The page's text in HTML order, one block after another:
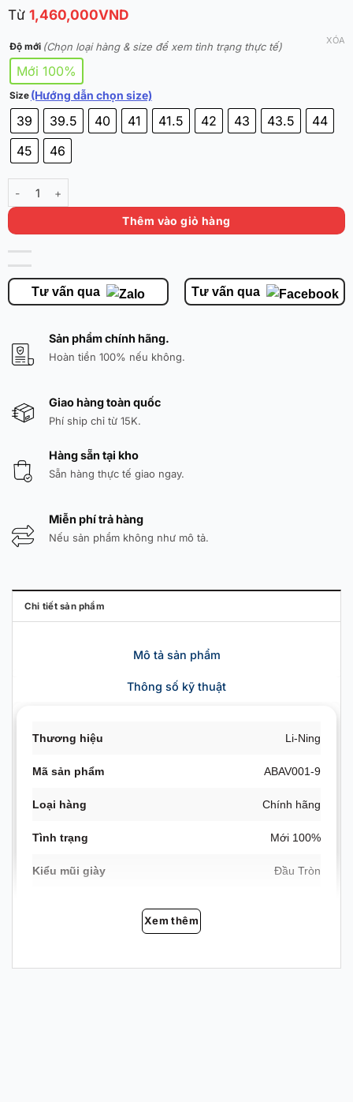
Từ 1,460,000VND
Độ mới (Chọn loại hàng & size để xem tình trạng thực tế)
Mới 100%
Size (Hướng dẫn chọn size)
39 39.5 40 41 41.5 42 43 43.5
44
45
46
XÓA
Li-Ning Wade All City 13 'Year of the Snake' ABAV001-5 Chính Hãng
Thêm vào giỏ hàng
Tư vấn qua Tư vấn qua
Sản phẩm chính hãng.
Hoàn tiền 100% nếu không.
Giao hàng toàn quốc
Phí ship chỉ từ 15K.
Hàng sẵn tại kho
Sẵn hàng thực tế giao ngay.
Miễn phí trả hàng
Nếu sản phẩm không như mô tả.
Chi tiết sản phẩm
Mô tả sản phẩm
Thông số kỹ thuật
Thương hiệu Li-Ning
Mã sản phẩm ABAV001-9
Loại hàng Chính hãng
Tình trạng Mới 100%
Kiểu mũi giày Đầu Tròn
Kiểu đóng mở Dây buộc (Lacing)
Xem thêm